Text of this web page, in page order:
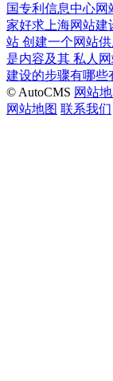
国专利信息中心网
家好求上海网站建
站 创建一个网站
是内容及其 私人
建设的步骤有哪些
© AutoCMS 网站
网站地图 联系我们